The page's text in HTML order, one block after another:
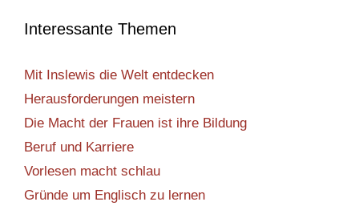
Interessante Themen
Mit Inslewis die Welt entdecken
Herausforderungen meistern
Die Macht der Frauen ist ihre Bildung
Beruf und Karriere
Vorlesen macht schlau
Gründe um Englisch zu lernen